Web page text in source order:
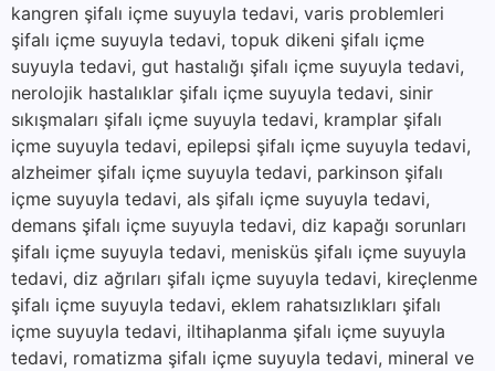
kangren şifalı içme suyuyla tedavi, varis problemleri
şifalı içme suyuyla tedavi, topuk dikeni şifalı içme
suyuyla tedavi, gut hastalığı şifalı içme suyuyla tedavi,
nerolojik hastalıklar şifalı içme suyuyla tedavi, sinir
sıkışmaları şifalı içme suyuyla tedavi, kramplar şifalı
içme suyuyla tedavi, epilepsi şifalı içme suyuyla tedavi,
alzheimer şifalı içme suyuyla tedavi, parkinson şifalı
içme suyuyla tedavi, als şifalı içme suyuyla tedavi,
demans şifalı içme suyuyla tedavi, diz kapağı sorunları
şifalı içme suyuyla tedavi, menisküs şifalı içme suyuyla
tedavi, diz ağrıları şifalı içme suyuyla tedavi, kireçlenme
şifalı içme suyuyla tedavi, eklem rahatsızlıkları şifalı
içme suyuyla tedavi, iltihaplanma şifalı içme suyuyla
tedavi, romatizma şifalı içme suyuyla tedavi, mineral ve